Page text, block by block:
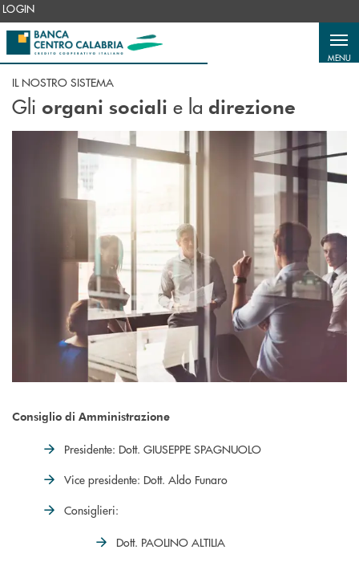
Salta al contenuto principale
LOGIN
MENU
IL NOSTRO SISTEMA
Gli organi sociali e la direzione
Consiglio di Amministrazione
Presidente: Dott. GIUSEPPE SPAGNUOLO
Vice presidente: Dott. Aldo Funaro
Consiglieri:
Dott. PAOLINO ALTILIA